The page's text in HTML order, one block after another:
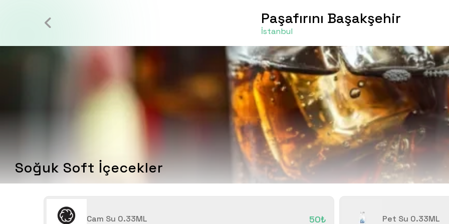
Paşafırını Başakşehir
İstanbul
Soğuk Soft İçecekler
Cam Su 0.33ML 50₺ Pet Su 0.33ML